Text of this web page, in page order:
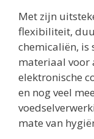
Met zijn
flexibiliteit,
chemicaliën, is
materiaal voor
elektronische
en nog veel
mate van